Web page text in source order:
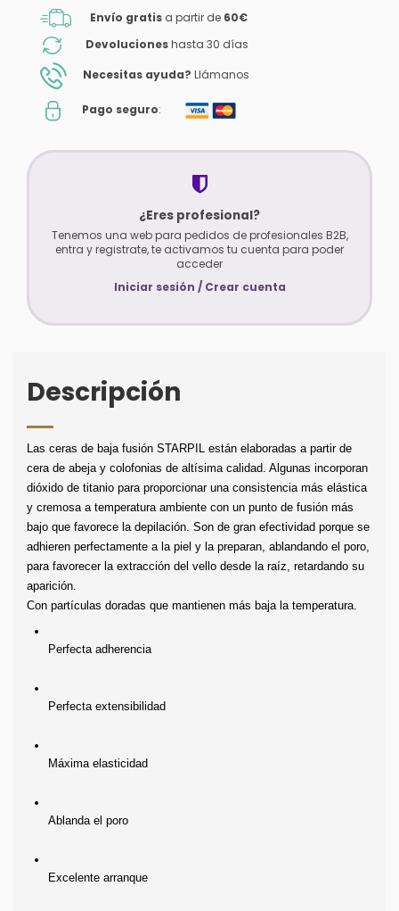
Envío gratis a partir de 60€
Devolucioneshasta 30 días
Necesitas ayuda? Llámanos
Pago seguro:
¿Eres profesional?
Tenemos una web para pedidos de profesionales B2B,
entra y registrate, te activamos tu cuenta para poder
acceder
Iniciar sesión / Crear cuenta
Descripción
Las ceras de baja fusión STARPIL están elaboradas a partir de
cera de abeja y colofonias de altísima calidad. Algunas incorporan
dióxido de titanio para proporcionar una consistencia más elástica
y cremosa a temperatura ambiente con un punto de fusión más
bajo que favorece la depilación. Son de gran efectividad porque se
adhieren perfectamente a la piel y la preparan, ablandando el poro,
para favorecer la extracción del vello desde la raíz, retardando su
aparición.
Con partículas doradas que mantienen más baja la temperatura.
Perfecta adherencia
Perfecta extensibilidad
Máxima elasticidad
Ablanda el poro
Excelente arranque